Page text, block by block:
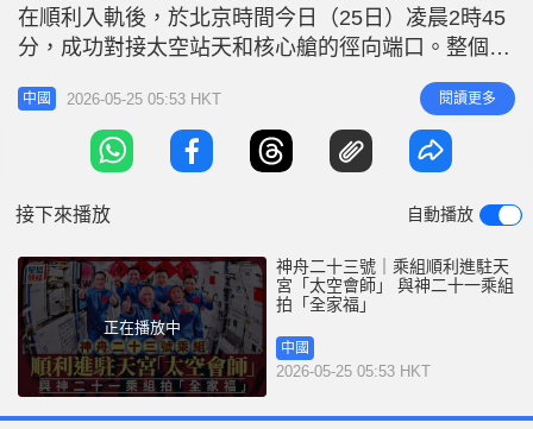
n
在順利入軌後，於北京時間今日（25日）凌晨2時45
分，成功對接太空站天和核心艙的徑向端口。整個交
會對接過程歷時約3.5小時，過程精準順暢。 歷時3.5
小時 成功對接天和核心艙 至北京時間今日清晨5時13
分，在軌執行任務的神舟二十一號航天員乘組順利打
開「家門」，熱烈歡迎遠道而來的神舟二十三號航天
中國 2026-05-25 05:53 HKT 閱讀更多
接下來播放 自動播放
正在播放中
神舟二十三號｜乘組順利進駐天
宮「太空會師」 與神二十一乘組
拍「全家福」
中國
2026-05-25 05:53 HKT